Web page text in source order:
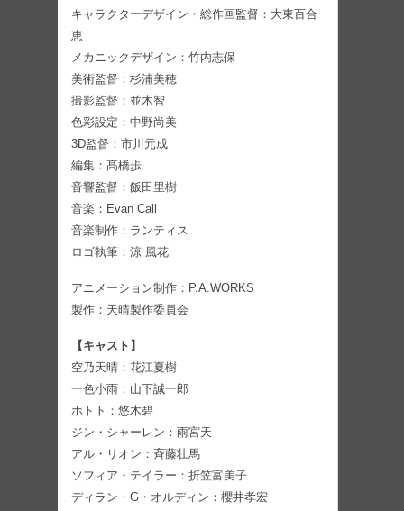
キャラクターデザイン・総作画監督：大東百合
恵
メカニックデザイン：竹内志保
美術監督：杉浦美穂
撮影監督：並木智
色彩設定：中野尚美
3D監督：市川元成
編集：髙橋歩
音響監督：飯田里樹
音楽：Evan Call
音楽制作：ランティス
ロゴ執筆：涼 風花
アニメーション制作：P.A.WORKS
製作：天晴製作委員会
【キャスト】
空乃天晴：花江夏樹
一色小雨：山下誠一郎
ホトト：悠木碧
ジン・シャーレン：雨宮天
アル・リオン：斉藤壮馬
ソフィア・テイラー：折笠富美子
ディラン・G・オルディン：櫻井孝宏